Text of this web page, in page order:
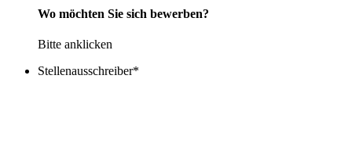
Wo möchten Sie sich bewerben?
Bitte anklicken
Stellenausschreiber*